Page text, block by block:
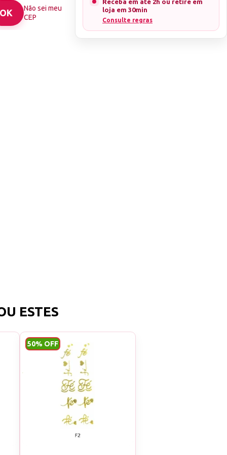
de alta
receber a
melhor
e capa base
de produtos
Não sei meu
CEP
Receba em até 2h ou retire em
loja em 30min
Consulte regras
ESTES
50% OFF